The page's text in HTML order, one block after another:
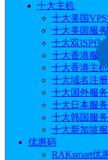
十大主机
十大美国
十大美国服
十大双ISP住
十大香港服
十大香港主
十大域名注
十大国外服
十大日本服
十大韩国服
十大新加坡
优惠码
RAKsmart优
当前位置：首页 主机
服务器商家汇总